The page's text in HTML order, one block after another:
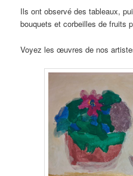
Ils ont observé des tableaux,
bouquets et corbeilles de fruits
Voyez les œuvres de nos